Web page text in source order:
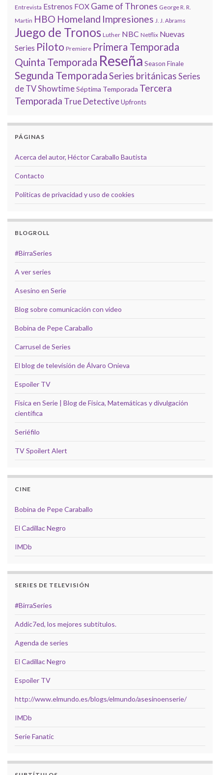
Entrevista Estrenos FOX Game of Thrones George R. R.
Martin HBO Homeland Impresiones J. J. Abrams
Juego de Tronos Luther NBC Netflix Nuevas
Series Piloto Premiere Primera Temporada
Quinta Temporada Reseña Season Finale
Segunda TemporadaSeries británicas Series
de TVShowtimeSéptima Temporada Tercera
Temporada True DetectiveUpfronts
PÁGINAS
Acerca del autor, Héctor Caraballo Bautista
Contacto
Políticas de privacidad y uso de cookies
BLOGROLL
#BirraSeries
A ver series
Asesino en Serie
Blog sobre comunicación con video
Bobina de Pepe Caraballo
Carrusel de Series
El blog de televisión de Álvaro Onieva
Espoiler TV
Física en Serie | Blog de Física, Matemáticas y divulgación
científica
Seriéfilo
TV Spoilert Alert
CINE
Bobina de Pepe Caraballo
El Cadillac Negro
IMDb
SERIES DE TELEVISIÓN
#BirraSeries
Addic7ed, los mejores subtítulos.
Agenda de series
El Cadillac Negro
Espoiler TV
http://www.elmundo.es/blogs/elmundo/asesinoenserie/
IMDb
Serie Fanatic